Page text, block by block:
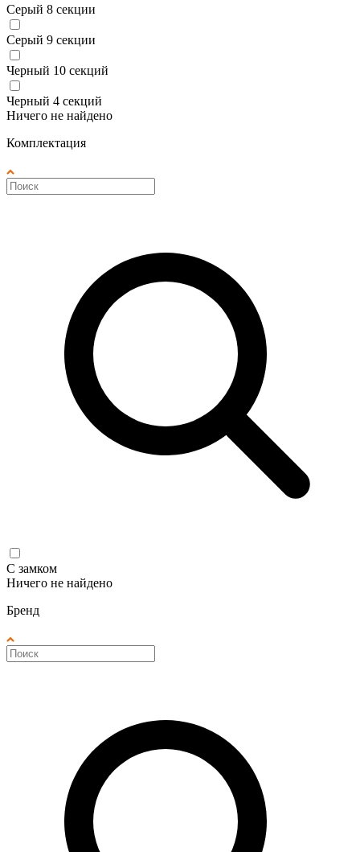
Серый 8 секции
Серый 9 секции
Черный 10 секций
Черный 4 секций
Ничего не найдено
Комплектация
С замком
Ничего не найдено
Бренд